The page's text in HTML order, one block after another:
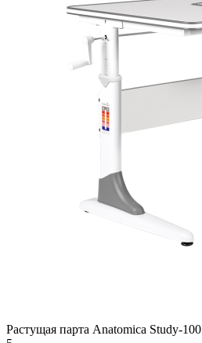
Растущая парта Anatomica Study-100